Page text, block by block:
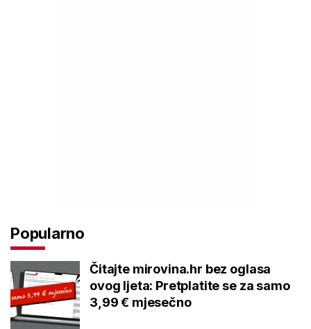
Popularno
Čitajte mirovina.hr bez oglasa
ovog ljeta: Pretplatite se za samo
3,99 € mjesečno